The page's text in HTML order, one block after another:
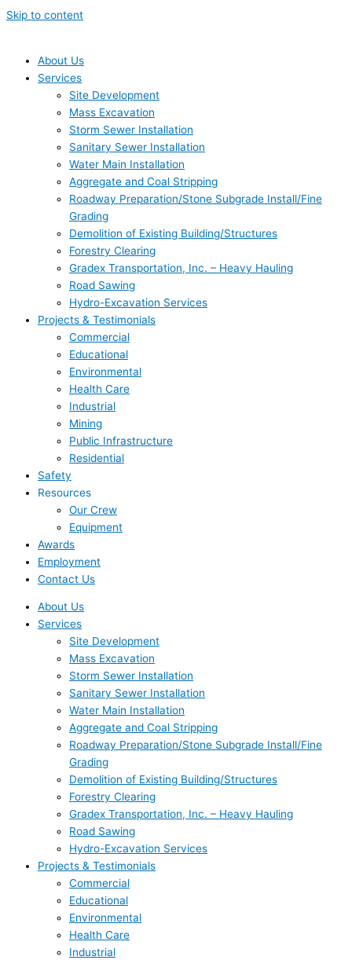
Skip to content
About Us
Services
Site Development
Mass Excavation
Storm Sewer Installation
Sanitary Sewer Installation
Water Main Installation
Aggregate and Coal Stripping
Roadway Preparation/Stone Subgrade Install/Fine
Grading
Demolition of Existing Building/Structures
Forestry Clearing
Gradex Transportation, Inc. – Heavy Hauling
Road Sawing
Hydro-Excavation Services
Projects & Testimonials
Commercial
Educational
Environmental
Health Care
Industrial
Mining
Public Infrastructure
Residential
Safety
Resources
Our Crew
Equipment
Awards
Employment
Contact Us
About Us
Services
Site Development
Mass Excavation
Storm Sewer Installation
Sanitary Sewer Installation
Water Main Installation
Aggregate and Coal Stripping
Roadway Preparation/Stone Subgrade Install/Fine
Grading
Demolition of Existing Building/Structures
Forestry Clearing
Gradex Transportation, Inc. – Heavy Hauling
Road Sawing
Hydro-Excavation Services
Projects & Testimonials
Commercial
Educational
Environmental
Health Care
Industrial